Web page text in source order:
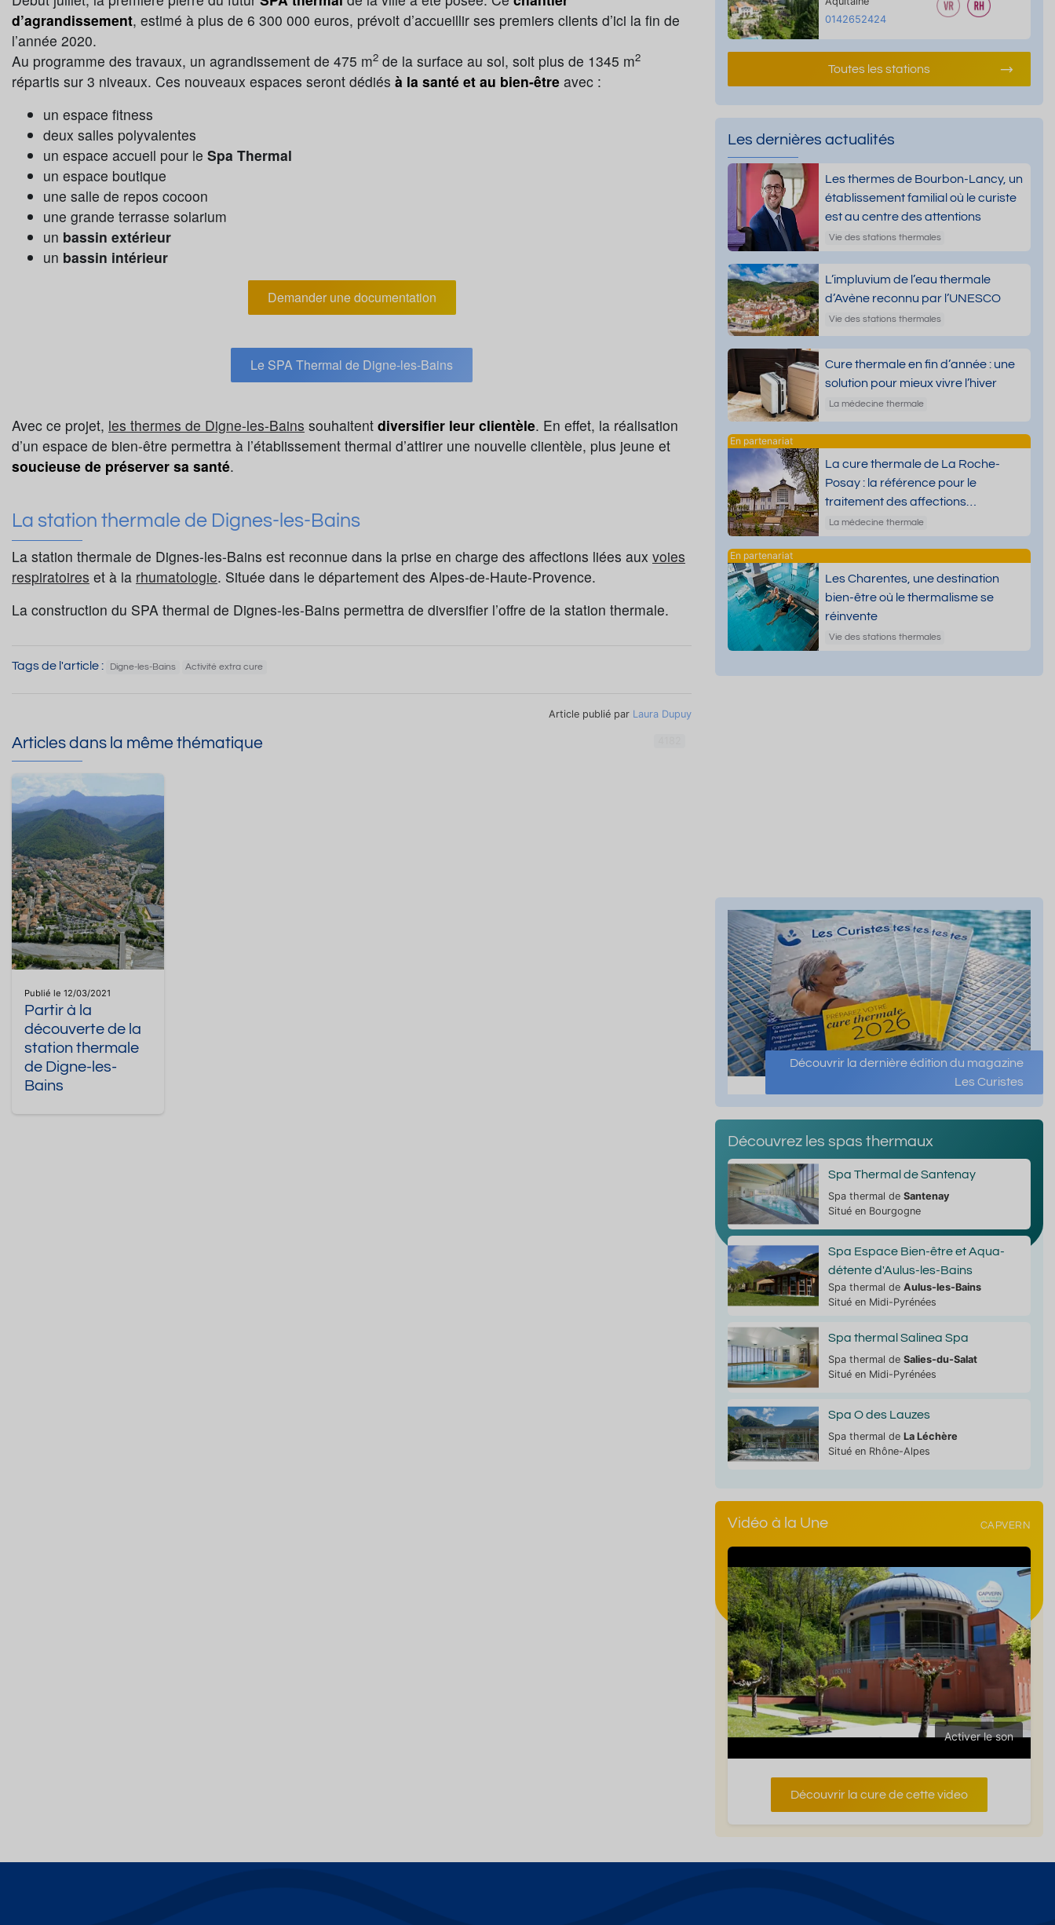
d’agrandissement, estimé à plus de 6 300 000 euros, prévoit d’accueillir ses premiers clients d’ici la fin de
l’année 2020.
Au programme des travaux, un agrandissement de 475 m2 de la surface au sol, soit plus de 1345 m2
répartis sur 3 niveaux. Ces nouveaux espaces seront dédiés à la santé et au bien-être avec :
un espace fitness
deux salles polyvalentes
un espace accueil pour le Spa Thermal
un espace boutique
une salle de repos cocoon
une grande terrasse solarium
un bassin extérieur
un bassin intérieur
Demander une documentation
Le SPA Thermal de Digne-les-Bains
Avec ce projet, les thermes de Digne-les-Bains souhaitent diversifier leur clientèle. En effet, la réalisation
d’un espace de bien-être permettra à l’établissement thermal d’attirer une nouvelle clientèle, plus jeune et
soucieuse de préserver sa santé.
La station thermale de Dignes-les-Bains
La station thermale de Dignes-les-Bains est reconnue dans la prise en charge des affections liées aux voies
respiratoires et à la rhumatologie. Située dans le département des Alpes-de-Haute-Provence.
La construction du SPA thermal de Dignes-les-Bains permettra de diversifier l’offre de la station thermale.
Tags de l'article : Digne-les-Bains Activité extra cure
Article publié par Laura Dupuy
Articles dans la même thématique
Publié le 12/03/2021
Partir à la
découverte de la
station thermale
de Digne-les-
Bains
0142652424
Toutes les stations
Les dernières actualités
Les thermes de Bourbon-Lancy, un
établissement familial où le curiste
est au centre des attentions
Vie des stations thermales
L’impluvium de l’eau thermale
d’Avène reconnu par l’UNESCO
Vie des stations thermales
Cure thermale en fin d’année : une
solution pour mieux vivre l’hiver
La médecine thermale
La cure thermale de La Roche-
Posay : la référence pour le
traitement des affections
dermatologiques
La médecine thermale
Les Charentes, une destination
bien-être où le thermalisme se
réinvente
Vie des stations thermales
Découvrir la dernière édition du magazine
Les Curistes
Découvrez les spas thermaux
Spa Thermal de Santenay
Spa thermal de Santenay
Situé en Bourgogne
Spa Espace Bien-être et Aqua-
détente d'Aulus-les-Bains
Spa thermal de Aulus-les-Bains
Situé en Midi-Pyrénées
Spa thermal Salinea Spa
Spa thermal de Salies-du-Salat
Situé en Midi-Pyrénées
Spa O des Lauzes
Spa thermal de La Léchère
Situé en Rhône-Alpes
Vidéo à la Une CAPVERN
Activer le son
Découvrir la cure de cette video